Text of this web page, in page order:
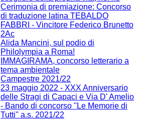
Cerimonia di premiazione: Concorso
di traduzione latina TEBALDO
FABBRI - Vincitore Federico Brunetto
2Ac
Alida Mancini, sul podio di
Philolympia a Roma!
IMMAGIRAMA, concorso letterario a
tema ambientale
Campestre 2021/22
23 maggio 2022 - XXX Anniversario
delle Stragi di Capaci e Via D' Amelio
- Bando di concorso ''Le Memorie di
Tutti'' a.s. 2021/22